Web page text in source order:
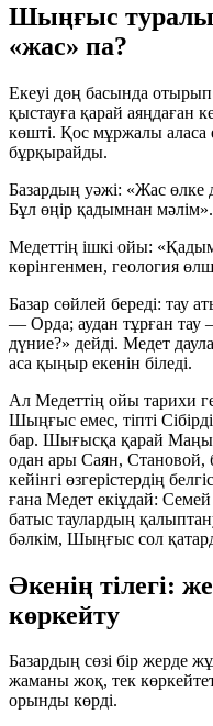
Шыңғыс туралы
«жас» па?
Екеуі дөң басында
қыстауға қарай аяңдаған
көшті. Қос мұржалы аласа
бұрқырайды.
Базардың уәжі: «Жас өлке
Бұл өңір қадымнан мәлім».
Медеттің ішкі ойы: «Қадым
көрінгенмен, геология
Базар сөйлей береді:
— Орда; аудан тұрған
дүние?» дейді. Медет
аса қыңыр екенін біледі.
Ал Медеттің ойы тарихи
Шыңғыс емес, тіпті
бар. Шығысқа қарай
одан ары Саян, Становой,
кейінгі өзгерістердің
ғана Медет екіұдай:
батыс таулардың
бәлкім, Шыңғыс сол
Әкенің тілегі:
көркейту
Базардың сөзі бір жерде
жаманы жоқ, тек
орынды көрді.